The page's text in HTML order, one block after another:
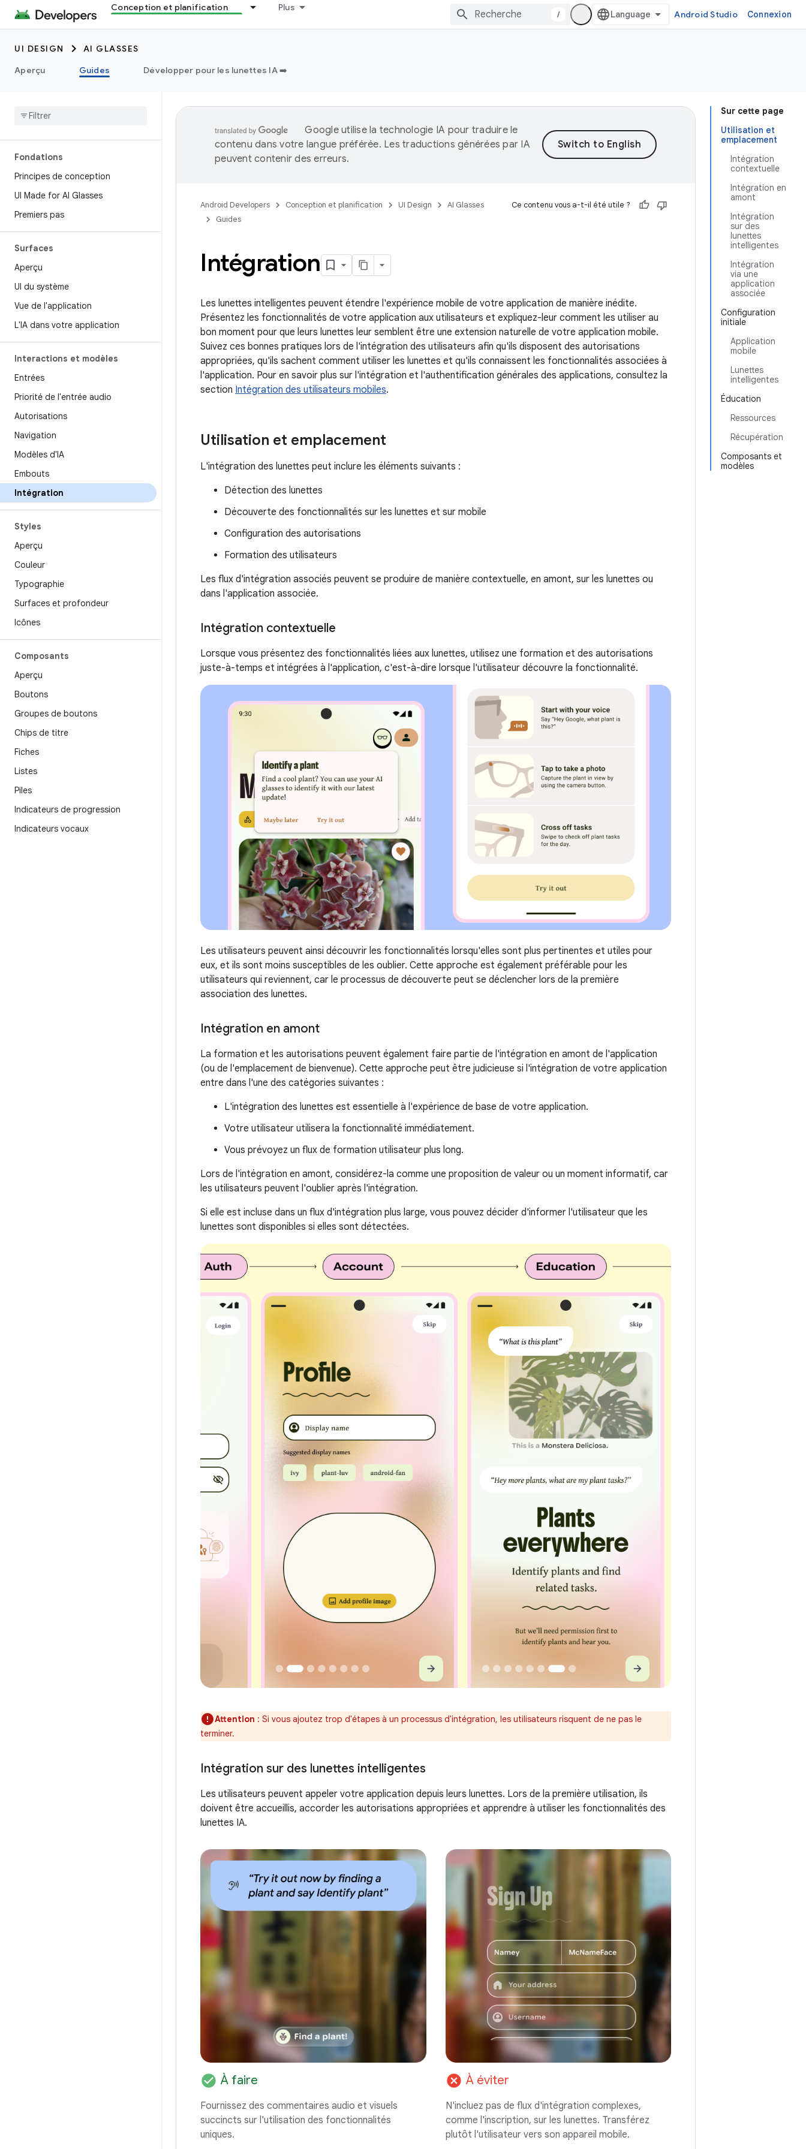
Conception et planification Plus
/ Android Studio Connexion
UI DESIGN
AI GLASSES
Aperçu
Guides Développer pour les lunettes IA ➡️
Fondations
Principes de conception
UI Made for AI Glasses
Premiers pas
Surfaces
Aperçu
UI du système
Vue de l'application
L'IA dans votre application
Interactions et modèles
Entrées
Priorité de l'entrée audio
Autorisations
Navigation
Modèles d'IA
Embouts
Intégration
Styles
Aperçu
Couleur
Typographie
Surfaces et profondeur
Icônes
Composants
Aperçu
Boutons
Groupes de boutons
Chips de titre
Fiches
Listes
Piles
Indicateurs de progression
Indicateurs vocaux
Sur cette page
Utilisation et
emplacement
Intégration
contextuelle
Intégration en
amont
Intégration
sur des
lunettes
intelligentes
Intégration
via une
application
associée
Configuration
initiale
Application
mobile
Lunettes
intelligentes
Éducation
Ressources
Récupération
Composants et
modèles
Google utilise la technologie IA pour traduire le
contenu dans votre langue préférée. Les traductions générées par IA
peuvent contenir des erreurs.
Android Developers Conception et planification UI Design
AI Glasses
Guides
Ce contenu vous a-t-il été utile ?
Intégration
Les lunettes intelligentes peuvent étendre l'expérience mobile de votre application de manière inédite.
Présentez les fonctionnalités de votre application aux utilisateurs et expliquez-leur comment les utiliser au
bon moment pour que leurs lunettes leur semblent être une extension naturelle de votre application mobile.
Suivez ces bonnes pratiques lors de l'intégration des utilisateurs afin qu'ils disposent des autorisations
appropriées, qu'ils sachent comment utiliser les lunettes et qu'ils connaissent les fonctionnalités associées à
l'application. Pour en savoir plus sur l'intégration et l'authentification générales des applications, consultez la
section Intégration des utilisateurs mobiles.
Utilisation et emplacement
L'intégration des lunettes peut inclure les éléments suivants :
Détection des lunettes
Découverte des fonctionnalités sur les lunettes et sur mobile
Configuration des autorisations
Formation des utilisateurs
Les flux d'intégration associés peuvent se produire de manière contextuelle, en amont, sur les lunettes ou
dans l'application associée.
Intégration contextuelle
Lorsque vous présentez des fonctionnalités liées aux lunettes, utilisez une formation et des autorisations
juste-à-temps et intégrées à l'application, c'est-à-dire lorsque l'utilisateur découvre la fonctionnalité.
Les utilisateurs peuvent ainsi découvrir les fonctionnalités lorsqu'elles sont plus pertinentes et utiles pour
eux, et ils sont moins susceptibles de les oublier. Cette approche est également préférable pour les
utilisateurs qui reviennent, car le processus de découverte peut se déclencher lors de la première
association des lunettes.
Intégration en amont
La formation et les autorisations peuvent également faire partie de l'intégration en amont de l'application
(ou de l'emplacement de bienvenue). Cette approche peut être judicieuse si l'intégration de votre application
entre dans l'une des catégories suivantes :
L'intégration des lunettes est essentielle à l'expérience de base de votre application.
Votre utilisateur utilisera la fonctionnalité immédiatement.
Vous prévoyez un flux de formation utilisateur plus long.
Lors de l'intégration en amont, considérez-la comme une proposition de valeur ou un moment informatif, car
les utilisateurs peuvent l'oublier après l'intégration.
Si elle est incluse dans un flux d'intégration plus large, vous pouvez décider d'informer l'utilisateur que les
lunettes sont disponibles si elles sont détectées.
Attention : Si vous ajoutez trop d'étapes à un processus d'intégration, les utilisateurs risquent de ne pas le
terminer.
Intégration sur des lunettes intelligentes
Les utilisateurs peuvent appeler votre application depuis leurs lunettes. Lors de la première utilisation, ils
doivent être accueillis, accorder les autorisations appropriées et apprendre à utiliser les fonctionnalités des
lunettes IA.
check_circle À faire
Fournissez des commentaires audio et visuels
succincts sur l'utilisation des fonctionnalités
uniques.
cancel À éviter
N'incluez pas de flux d'intégration complexes,
comme l'inscription, sur les lunettes. Transférez
plutôt l'utilisateur vers son appareil mobile.